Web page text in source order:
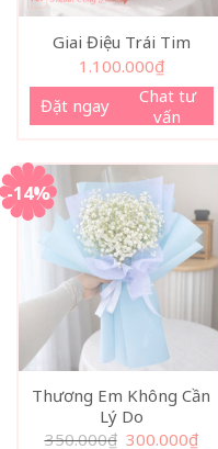
Giai Điệu Trái Tim
1.100.000₫
Đặt ngay
Chat tư
vấn
-14%
Thương Em Không Cần
Lý Do
350.000₫ Giá
300.000₫Giá